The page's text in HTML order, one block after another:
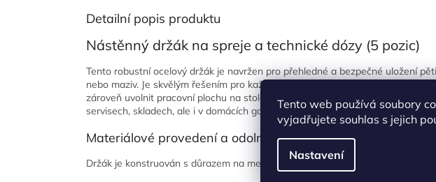
Tento web používá soubory
vyjadřujete souhlas s jejich
Nastavení
Detailní popis produktu
Nástěnný držák na spreje a technické dózy (5 pozic)
Tento robustní ocelový držák je navržen pro přehledné a bezpečné uložení
nebo maziv. Je skvělým řešením pro každého, kdo chce mít své nejčastěji
zároveň uvolnit pracovní plochu na stole či ponku. Díky preciznímu zpracování
servisech, skladech, ale i v domácích garážích.
Materiálové provedení a odolnost
Držák je konstruován s důrazem na mechanickou odolnost a estetiku. Můžete